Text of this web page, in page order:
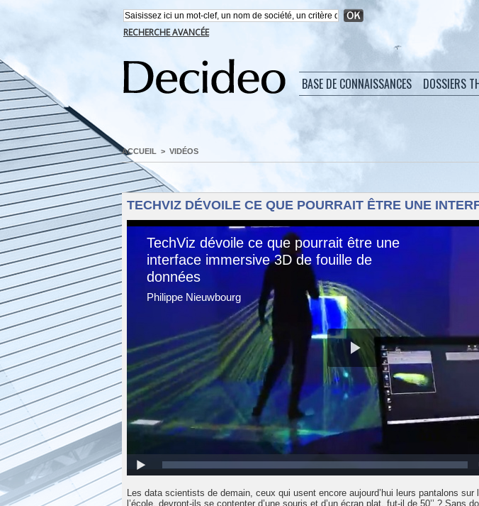
RECHERCHE AVANCÉE
BASE DE CONNAISSANCES DOSSIERS
ACCUEIL > VIDÉOS
TECHVIZ DÉVOILE CE QUE POURRAIT ÊTRE UNE
Les data scientists de demain, ceux qui usent encore aujourd’hui leurs pantalons sur
l’école, devront-ils se contenter d’une souris et d’un écran plat, fut-il de 50’’ ? Sans